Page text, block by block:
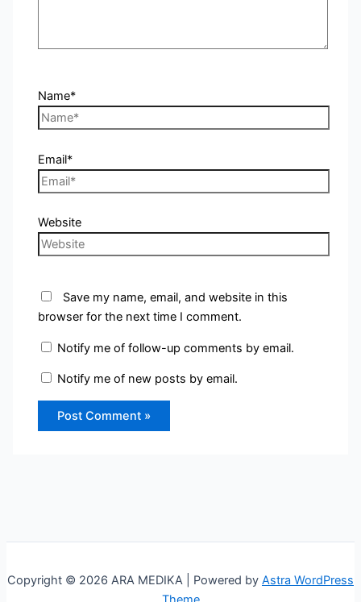
Name*
Email*
Website
Save my name, email, and website in this
browser for the next time I comment.
Notify me of follow-up comments by email.
Notify me of new posts by email.
Copyright © 2026 ARA MEDIKA | Powered by Astra WordPress